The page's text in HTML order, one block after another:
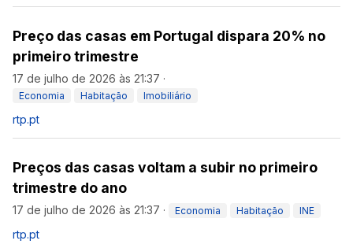
Preço das casas em Portugal dispara 20% no
primeiro trimestre
17 de julho de 2026 às 21:37 ·
Economia Habitação Imobiliário
rtp.pt
Preços das casas voltam a subir no primeiro
trimestre do ano
17 de julho de 2026 às 21:37 · Economia Habitação INE
rtp.pt